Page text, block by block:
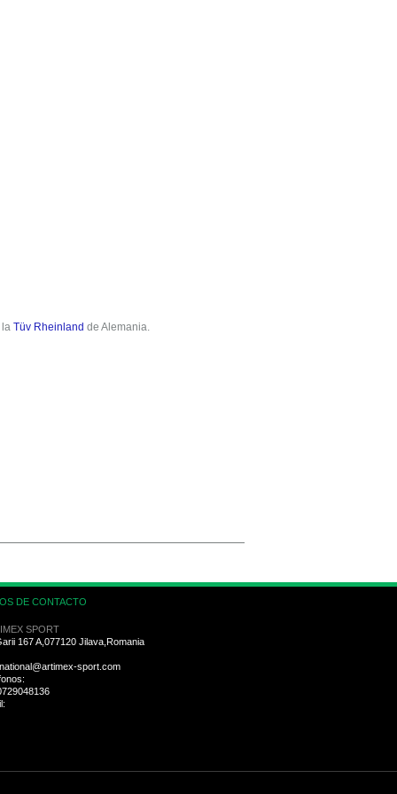
la Tüv Rheinland de Alemania.
DE CONTACTO
SPORT
167 A,077120 Jilava,Romania
sport.com